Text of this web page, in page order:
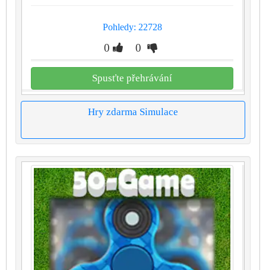
Pohledy: 22728
0 0
Spusťte přehrávání
Hry zdarma Simulace